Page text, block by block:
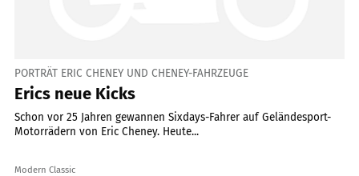
PORTRÄT ERIC CHENEY UND CHENEY-FAHRZEUGE
Erics neue Kicks
Schon vor 25 Jahren gewannen Sixdays-Fahrer auf Geländesport-
Motorrädern von Eric Cheney. Heute...
Modern Classic